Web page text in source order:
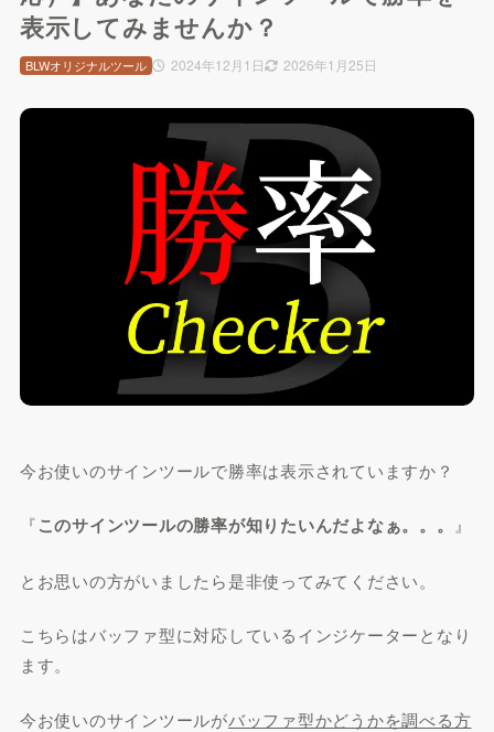
表示してみませんか？
2024年12月1日 2026年1月25日
BLWオリジナルツール
今お使いのサインツールで勝率は表示されていますか？
『このサインツールの勝率が知りたいんだよなぁ。。。 』
とお思いの方がいましたら是非使ってみてください。
こちらはバッファ型に対応しているインジケーターとなり
ます。
今お使いのサインツールがバッファ型かどうかを調べる方